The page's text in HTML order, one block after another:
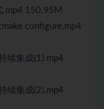
.mp4 150.95M
configure.mp4
续集成(1).mp4
续集成(2).mp4